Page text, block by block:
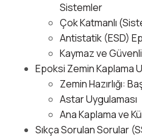
Sistemler
Çok Katmanlı
Antistatik (ESD)
Kaymaz ve
Epoksi Zemin Kaplama
Zemin Hazırlığı:
Astar Uygulaması
Ana Kaplama ve
Sıkça Sorulan Sorular